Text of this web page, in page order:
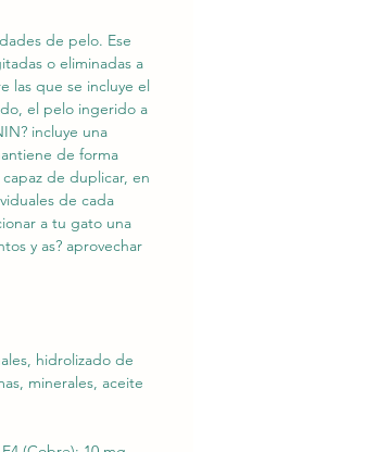
de pelo. Ese
o eliminadas a
las que se incluye el
el pelo ingerido a
incluye una
de forma
de duplicar, en
de cada
a tu gato una
y as? aprovechar
hidrolizado de
minerales, aceite